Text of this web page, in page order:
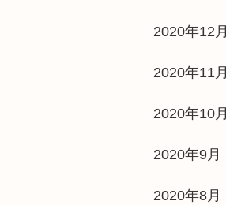
2020年12月
2020年11月
2020年10月
2020年9月
2020年8月